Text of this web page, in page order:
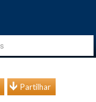
Partilhar